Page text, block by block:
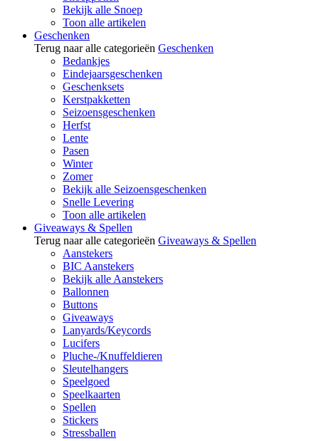
Bekijk alle Snoep
Toon alle artikelen
Geschenken
Terug naar alle categorieën Geschenken
Bedankjes
Eindejaarsgeschenken
Geschenksets
Kerstpakketten
Seizoensgeschenken
Herfst
Lente
Pasen
Winter
Zomer
Bekijk alle Seizoensgeschenken
Snelle Levering
Toon alle artikelen
Giveaways & Spellen
Terug naar alle categorieën Giveaways & Spellen
Aanstekers
BIC Aanstekers
Bekijk alle Aanstekers
Ballonnen
Buttons
Giveaways
Lanyards/Keycords
Lucifers
Pluche-/Knuffeldieren
Sleutelhangers
Speelgoed
Speelkaarten
Spellen
Stickers
Stressballen